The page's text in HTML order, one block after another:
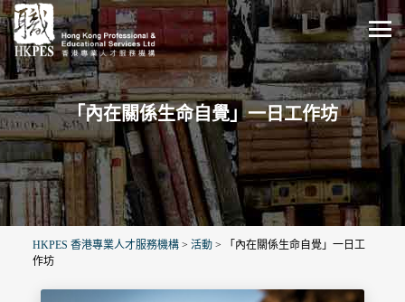
「內在關係生命自覺」一日工作坊
HKPES 香港專業人才服務機構 > 活動 >
「內在關係生命自覺」一日工
作坊